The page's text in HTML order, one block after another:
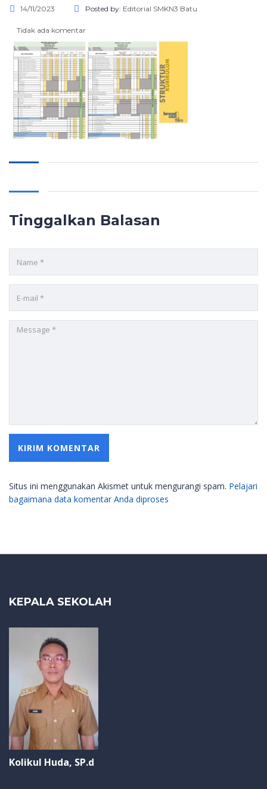
14/11/2023 Posted by: Editorial SMKN3 Batu
Tidak ada komentar
Tinggalkan Balasan
Situs ini menggunakan Akismet untuk mengurangi spam. Pelajari
bagaimana data komentar Anda diproses
KEPALA SEKOLAH
Kolikul Huda, SP.d